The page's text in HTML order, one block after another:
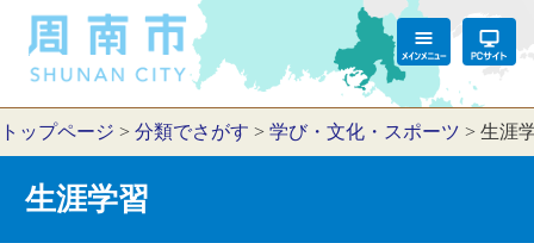
トップページ > 分類でさがす > 学び・文化・スポーツ > 生涯
生涯学習